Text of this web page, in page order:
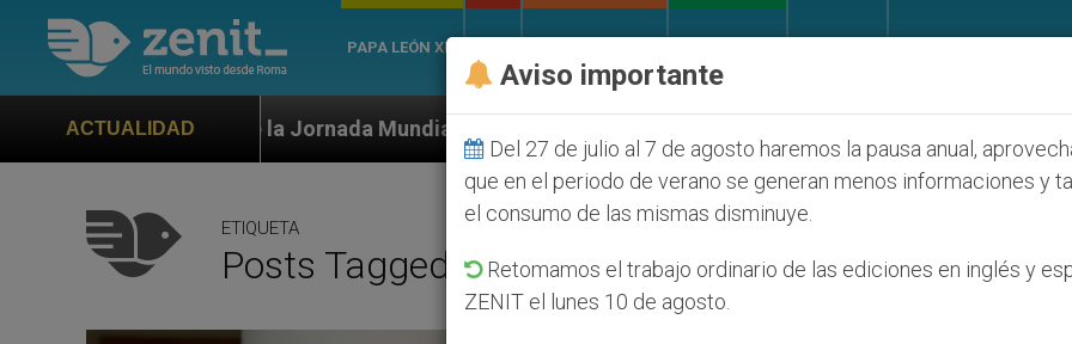
PAPA LEÓN XIV
ACTUALIDAD
la Jornada Mundial de la Juventud Seúl 2027 ONU se pronuncia ante caso de obispo católico
ETIQUETA
Posts Tagged ‘Mons. Scicluna’
Aviso importante
Del 27 de julio al 7 de agosto haremos la pausa anual,
que en el periodo de verano se generan menos informaciones y
el consumo de las mismas disminuye.
Retomamos el trabajo ordinario de las ediciones en inglés y
ZENIT el lunes 10 de agosto.